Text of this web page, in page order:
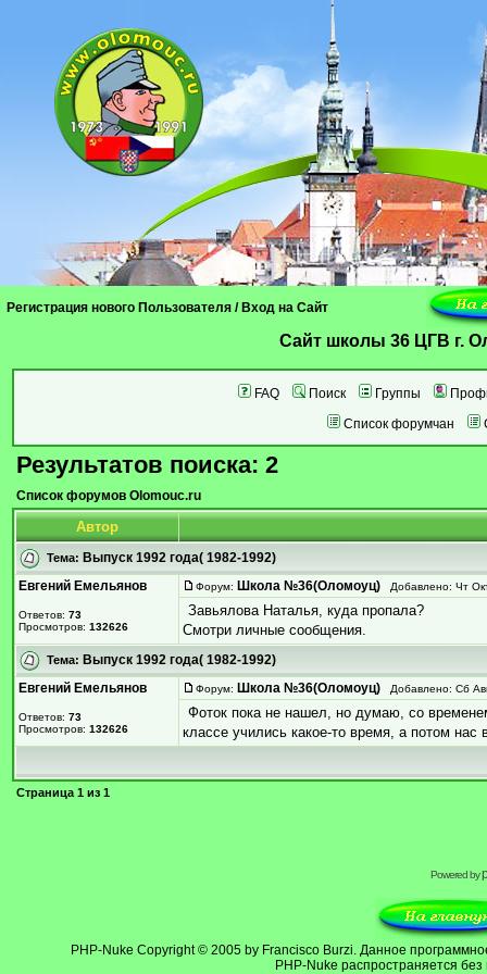
Регистрация нового Пользователя / Вход на Сайт
Cайт школы 36 ЦГВ г.
FAQ Поиск Группы
Список форумчан
Результатов поиска: 2
Список форумов Olomouc.ru
Автор
Тема: Выпуск 1992 года( 1982-1992)
Евгений Емельянов
Ответов: 73
Просмотров: 132626
Форум: Школа №36(Оломоуц) Добавлено: Чт
Завьялова Наталья, куда пропала?
Смотри личные сообщения.
Тема: Выпуск 1992 года( 1982-1992)
Евгений Емельянов
Ответов: 73
Просмотров: 132626
Форум: Школа №36(Оломоуц) Добавлено: Сб
Фоток пока не нашел, но думаю, со
классе учились какое-то время, а потом
Страница 1 из 1
Powered by
PHP-Nuke Copyright © 2005 by Francisco Burzi. Данное
PHP-Nuke распространяется